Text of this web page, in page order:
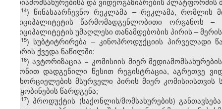
14) წინასაარჩევნო რეკლამა – რეკლამა, რომლის
მუნიციპალიტეტის წარმომადგენლობითი ორგანოს
მუნიციპალიტეტის უმაღლესი თანამდებობის პირის –
15) სუბტიტრირება – კინოპროდუქციის პირველადი
კადრის ქვედა ნაწილში;
16) ავტორიზაცია − კომისიის მიერ
კანონით დადგენილი წესით რეგისტრაცია, აგრეთვე
განხორციელების მსურველი პირის მიერ
შეტყობინების წარდგენა;
17) პროდუქტის (საქონლის/მომსახურების)